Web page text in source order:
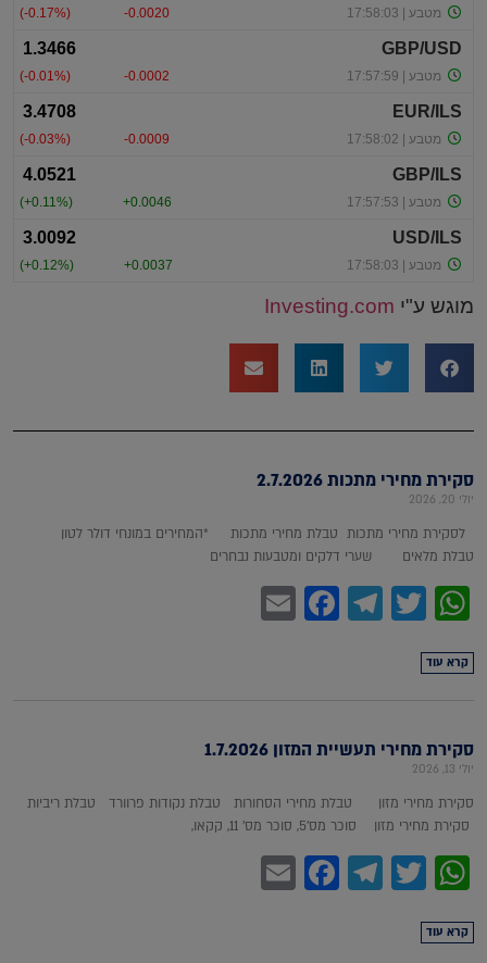
מוגש ע"י Investing.com
סקירת מחירי מתכות 2.7.2026
יולי 20, 2026
לסקירת מחירי מתכות טבלת מחירי מתכות *המחירים במונחי דולר לטון
טבלת מלאים שערי דלקים ומטבעות נבחרים
WhatsApp
Twitter
Telegram
Facebook
קרא עוד
סקירת מחירי תעשיית המזון 1.7.2026
יולי 13, 2026
סקירת מחירי מזון טבלת מחירי הסחורות טבלת נקודות פרוורד טבלת ריביות
סקירת מחירי מזון סוכר מס'5, סוכר מס' 11, קקאו,
WhatsApp
Twitter
Telegram
Facebook
קרא עוד